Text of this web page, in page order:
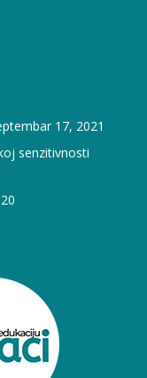
17, 2021
senzitivnosti